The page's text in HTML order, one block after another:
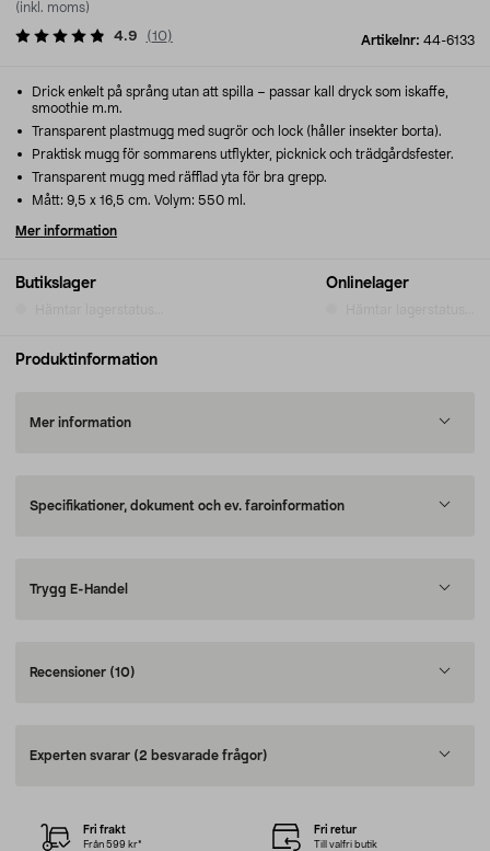
(inkl. moms)
Artikelnr: 44-6133
4.9 (10)
Butikslager Onlinelager
Drick enkelt på språng utan att spilla – passar kall dryck som iskaffe,
smoothie m.m.
Transparent plastmugg med sugrör och lock (håller insekter borta).
Praktisk mugg för sommarens utflykter, picknick och trädgårdsfester.
Transparent mugg med räfflad yta för bra grepp.
Mått: 9,5 x 16,5 cm. Volym: 550 ml.
Mer information
Produktinformation
Mer information
Specifikationer, dokument och ev. faroinformation
Trygg E-Handel
Recensioner (10)
Experten svarar (2 besvarade frågor)
Fri frakt
Från 599 kr*
Fri retur
Till valfri butik